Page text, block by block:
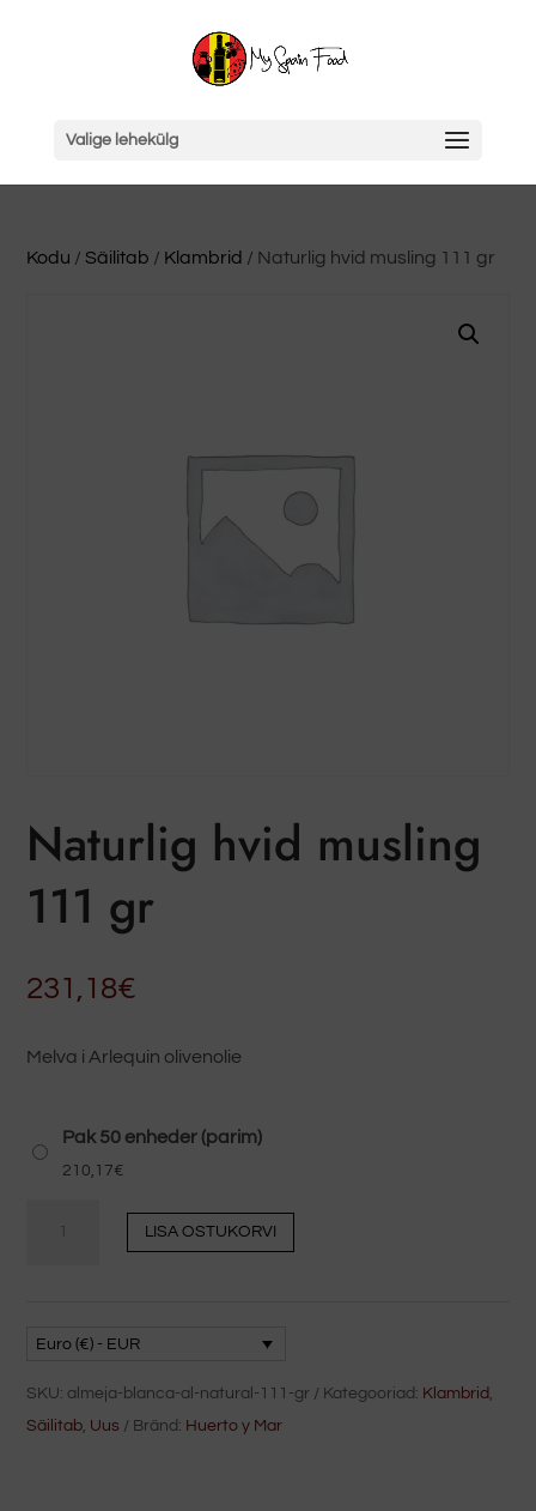
Valige lehekülg
Kodu /Säilitab / Klambrid / Naturlig hvid musling 111 gr
Naturlig hvid musling
111 gr
231,18€
Melva i Arlequin olivenolie
Pak 50 enheder (parim)
210,17€
gr
LISA OSTUKORVI
Euro (€) - EUR
SKU: almeja-blanca-al-natural-111-gr Kategooriad: Klambrid
Säilitab Uus Bränd: Huerto y Mar